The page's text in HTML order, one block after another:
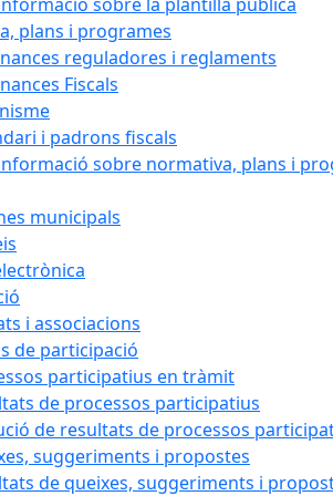
plans i programes
reguladores i reglaments
Fiscals
i padrons fiscals
sobre normativa, plans i
municipals
i associacions
de participació
participatius en tràmit
de processos participatius
de resultats de processos
suggeriments i propostes
de queixes, suggeriments i